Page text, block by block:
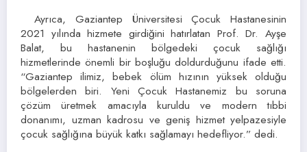
Ayrıca, Gaziantep Üniversitesi Çocuk Hastanesinin
2021 yılında hizmete girdiğini hatırlatan Prof. Dr. Ayşe
Balat, bu hastanenin bölgedeki çocuk sağlığı
hizmetlerinde önemli bir boşluğu doldurduğunu ifade etti.
“Gaziantep ilimiz, bebek ölüm hızının yüksek olduğu
bölgelerden biri. Yeni Çocuk Hastanemiz bu soruna
çözüm üretmek amacıyla kuruldu ve modern tıbbi
donanımı, uzman kadrosu ve geniş hizmet yelpazesiyle
çocuk sağlığına büyük katkı sağlamayı hedefliyor.” dedi.